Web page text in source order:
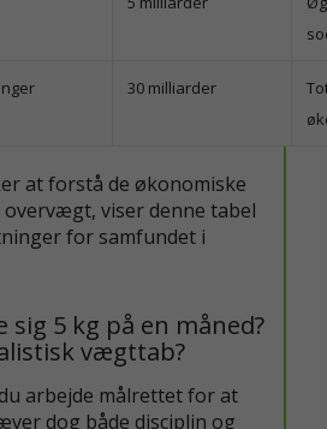
30 milliarder
at forstå de økonomiske
viser denne tabel
for samfundet i
sig 5 kg på en måned?
vægttab?
arbejde målrettet for at
dog både disciplin og